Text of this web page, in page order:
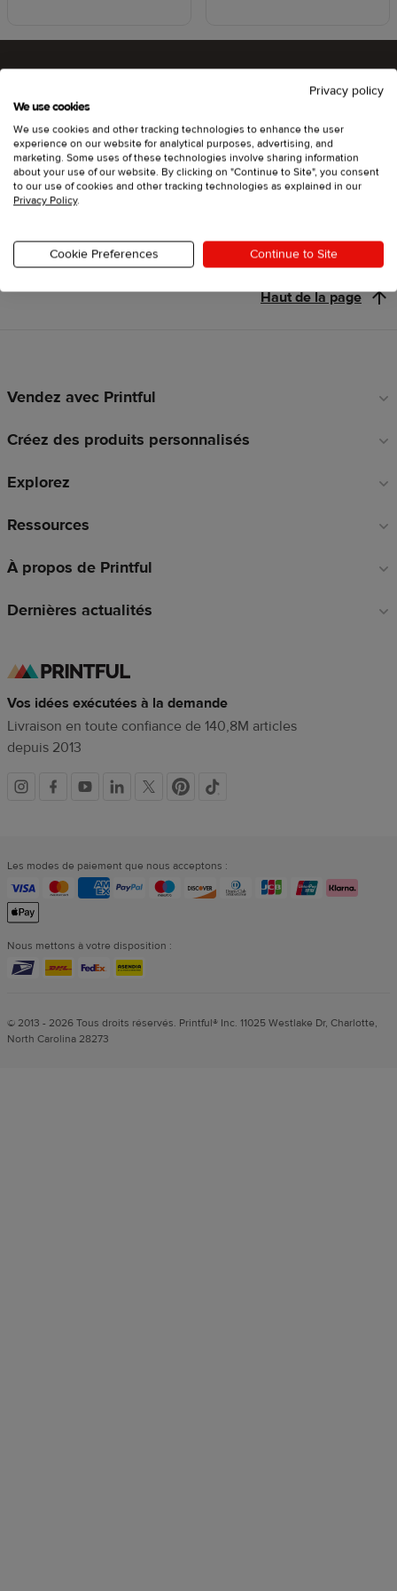
Êtes-vous prêt à tester Printful ?
Se lancer
Haut de la page
Liens
pied
page
Vendez avec Printful
Créez des produits personnalisés
Explorez
Ressources
À propos de Printful
Dernières actualités
Vos idées exécutées à la demande
Livraison en toute confiance de 140,8M articles
depuis 2013
Liens
les
réseaux
sociaux
Les modes de paiement que nous acceptons :
Nous mettons à votre disposition :
© 2013 - 2026 Tous droits réservés. Printful® Inc. 11025 Westlake Dr, Charlotte,
North Carolina 28273
Privacy policy
We use cookies
We use cookies and other tracking technologies to enhance the user
experience on our website for analytical purposes, advertising, and
marketing. Some uses of these technologies involve sharing information
about your use of our website. By clicking on "Continue to Site", you consent
to our use of cookies and other tracking technologies as explained in our
Privacy Policy.
Cookie Preferences Continue to Site